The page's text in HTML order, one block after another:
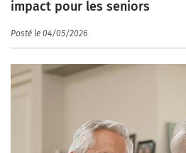
impact pour les seniors
Posté le 04/05/2026